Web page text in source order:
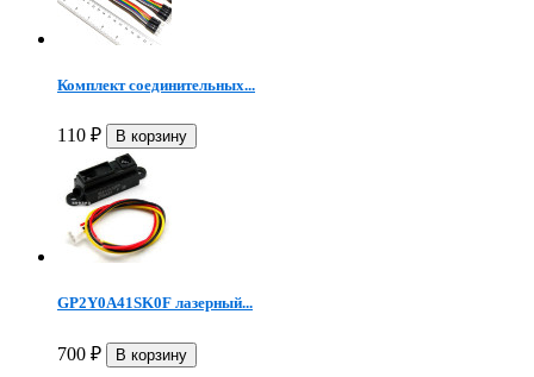
Комплект соединительных...
110 ₽
GP2Y0A41SK0F лазерный...
700 ₽